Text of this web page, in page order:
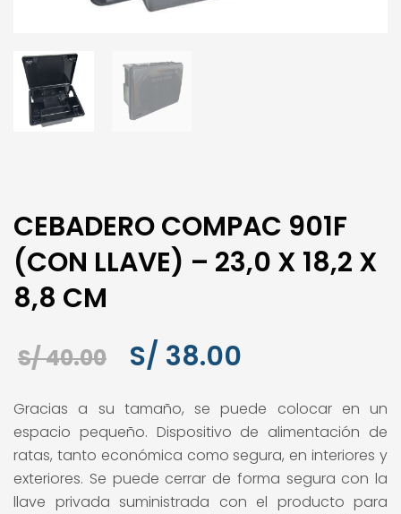
CEBADERO COMPAC 901F
(CON LLAVE) – 23,0 X 18,2 X
8,8 CM
S/40.00
El
original
era:
S/ 40.00.
S/ 38.00
actual
es:
S/ 38.00.
Gracias a su tamaño, se puede colocar en un
espacio pequeño. Dispositivo de alimentación de
ratas, tanto económica como segura, en interiores y
exteriores. Se puede cerrar de forma segura con la
llave privada suministrada con el producto para